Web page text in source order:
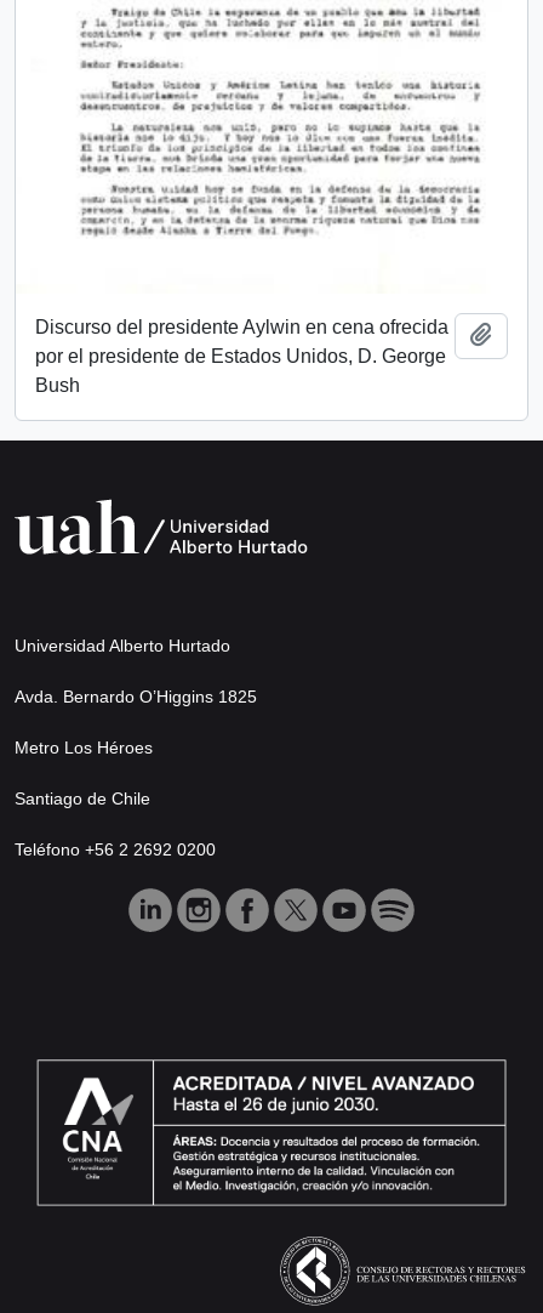
Discurso del presidente Aylwin en cena ofrecida
por el presidente de Estados Unidos, D. George
Bush
Universidad Alberto Hurtado
Avda. Bernardo O’Higgins 1825
Metro Los Héroes
Santiago de Chile
Teléfono +56 2 2692 0200